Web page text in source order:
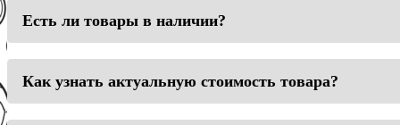
Есть ли товары в наличии?
Как узнать актуальную стоимость товара?